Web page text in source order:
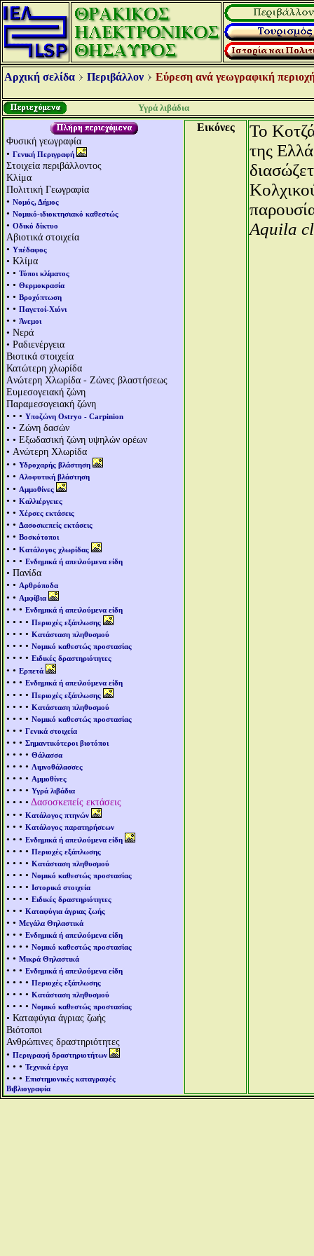
Αρχική σελίδα Περιβάλλον Εύρεση ανά γεωγραφική
Υγρά λιβάδια
Φυσική γεωγραφία
• Γενική Περιγραφή
Στοιχεία περιβάλλοντος
Κλίμα
Πολιτική Γεωγραφία
• Νομός, Δήμος
• Νομικό-ιδιοκτησιακό καθεστώς
• Οδικό δίκτυο
Αβιοτικά στοιχεία
• Υπέδαφος
• Κλίμα
• • Τύποι κλίματος
• • Θερμοκρασία
• • Βροχόπτωση
• • Παγετοί-Χιόνι
• • Άνεμοι
• Νερά
• Ραδιενέργεια
Βιοτικά στοιχεία
Κατώτερη χλωρίδα
Aνώτερη Χλωρίδα - Ζώνες βλαστήσεως
Ευμεσογειακή ζώνη
Παραμεσογειακή ζώνη
• • • Υποζώνη Ostryo - Carpinion
• • Ζώνη δασών
• • Εξωδασική ζώνη υψηλών ορέων
• Aνώτερη Χλωρίδα
• • Υδροχαρής βλάστηση
• • Αλοφυτική βλάστηση
• • Αμμοθίνες
• • Καλλιέργειες
• • Χέρσες εκτάσεις
• • Δασοσκεπείς εκτάσεις
• • Βοσκότοποι
• • Κατάλογος χλωρίδας
• • • Ενδημικά ή απειλούμενα είδη
• Πανίδα
• • Αρθρόποδα
• • Αμφίβια
• • • Ενδημικά ή απειλούμενα είδη
• • • • Περιοχές εξάπλωσης
• • • • Κατάσταση πληθυσμού
• • • • Νομικό καθεστώς προστασίας
• • • • Ειδικές δραστηριότητες
• • Ερπετά
• • • Ενδημικά ή απειλούμενα είδη
• • • • Περιοχές εξάπλωσης
• • • • Κατάσταση πληθυσμού
• • • • Νομικό καθεστώς προστασίας
• • • Γενικά στοιχεία
• • • Σημαντικότεροι βιοτόποι
• • • • Θάλασσα
• • • • Λιμνοθάλασσες
• • • • Αμμοθίνες
• • • • Υγρά λιβάδια
• • • • Δασοσκεπείς εκτάσεις
• • • Κατάλογος πτηνών
• • • Κατάλογος παρατηρήσεων
• • • Ενδημικά ή απειλούμενα είδη
• • • • Περιοχές εξάπλωσης
• • • • Κατάσταση πληθυσμού
• • • • Νομικό καθεστώς προστασίας
• • • • Ιστορικά στοιχεία
• • • • Ειδικές δραστηριότητες
• • • Καταφύγια άγριας ζωής
• • Μεγάλα Θηλαστικά
• • • Ενδημικά ή απειλούμενα είδη
• • • • Νομικό καθεστώς προστασίας
• • Μικρά Θηλαστικά
• • • Ενδημικά ή απειλούμενα είδη
• • • • Περιοχές εξάπλωσης
• • • • Κατάσταση πληθυσμού
• • • • Νομικό καθεστώς προστασίας
• Καταφύγια άγριας ζωής
Βιότοποι
Ανθρώπινες δραστηριότητες
• Περιγραφή δραστηριοτήτων
• • • Τεχνικά έργα
• • • Επιστημονικές καταγραφές
Βιβλιογραφία
Εικόνες
Το
της
Aquila